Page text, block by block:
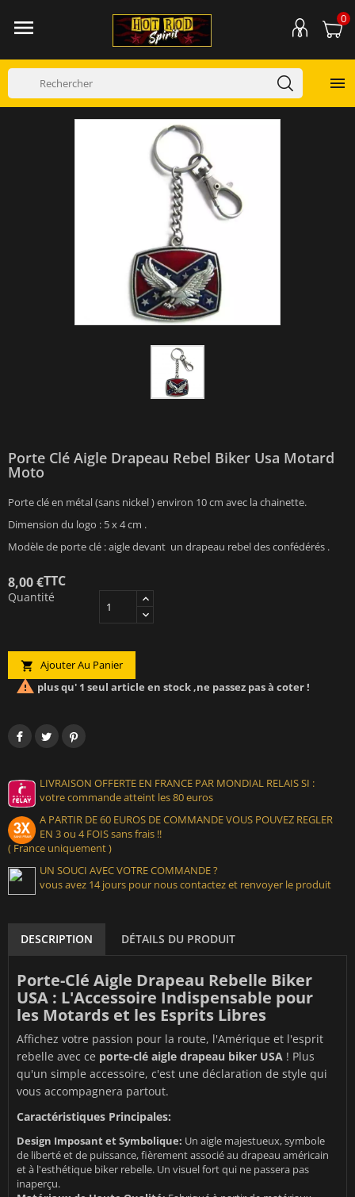
 0

Porte Clé Aigle Drapeau Rebel Biker Usa Motard
Moto
Porte clé en métal (sans nickel ) environ 10 cm avec la chainette.
Dimension du logo : 5 x 4 cm .
Modèle de porte clé : aigle devant un drapeau rebel des confédérés .
8,00 €TTC
Quantité
 Ajouter Au Panier
 plus qu' 1 seul article en stock ,ne passez pas à coter !
LIVRAISON OFFERTE EN FRANCE PAR MONDIAL RELAIS SI :
votre commande atteint les 80 euros
A PARTIR DE 60 EUROS DE COMMANDE VOUS POUVEZ REGLER
EN 3 ou 4 FOIS sans frais !!
( France uniquement )
UN SOUCI AVEC VOTRE COMMANDE ?
vous avez 14 jours pour nous contactez et renvoyer le produit
DESCRIPTION DÉTAILS DU PRODUIT
Porte-Clé Aigle Drapeau Rebelle Biker
USA : L'Accessoire Indispensable pour
les Motards et les Esprits Libres
Affichez votre passion pour la route, l'Amérique et l'esprit
rebelle avec ce porte-clé aigle drapeau biker USA ! Plus
qu'un simple accessoire, c'est une déclaration de style qui
vous accompagnera partout.
Caractéristiques Principales:
Design Imposant et Symbolique: Un aigle majestueux, symbole
de liberté et de puissance, fièrement associé au drapeau américain
et à l'esthétique biker rebelle. Un visuel fort qui ne passera pas
inaperçu.